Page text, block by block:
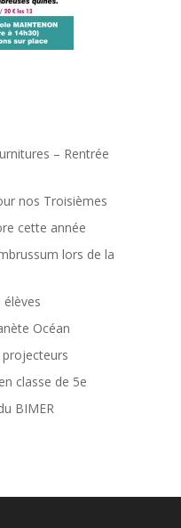
– Rentrée
nos Troisièmes
cette année
lors de la
Océan
classe de 5e
BIMER